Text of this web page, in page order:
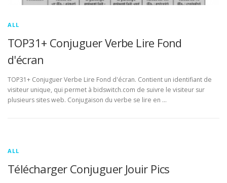
ALL
TOP31+ Conjuguer Verbe Lire Fond
d'écran
TOP31+ Conjuguer Verbe Lire Fond d'écran. Contient un identifiant de
visiteur unique, qui permet à bidswitch.com de suivre le visiteur sur
plusieurs sites web. Conjugaison du verbe se lire en …
ALL
Télécharger Conjuguer Jouir Pics